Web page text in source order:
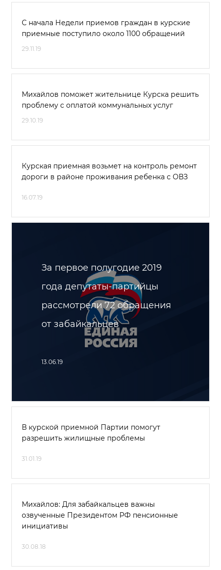
С начала Недели приемов граждан в курские
приемные поступило около 1100 обращений
29.11.19
Михайлов поможет жительнице Курска решить
проблему с оплатой коммунальных услуг
29.10.19
Курская приемная возьмет на контроль ремонт
дороги в районе проживания ребенка с ОВЗ
16.07.19
За первое полугодие 2019
года депутаты-партийцы
рассмотрели 72 обращения
от забайкальцев
13.06.19
В курской приемной Партии помогут
разрешить жилищные проблемы
31.01.19
Михайлов: Для забайкальцев важны
озвученные Президентом РФ пенсионные
инициативы
30.08.18